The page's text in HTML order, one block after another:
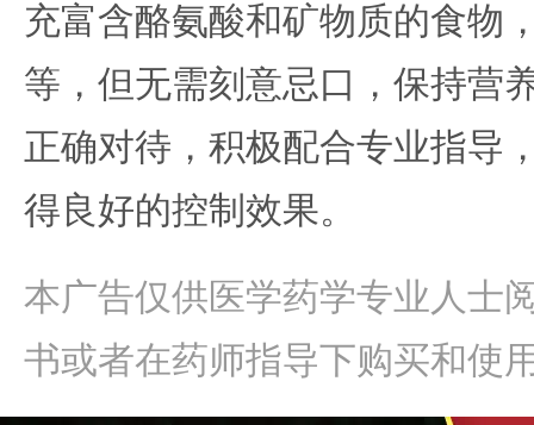
充富含酪氨酸和矿物质的食物
等，但无需刻意忌口，保持营
正确对待，积极配合专业指导
得良好的控制效果。
本广告仅供医学药学专业人士
书或者在药师指导下购买和使